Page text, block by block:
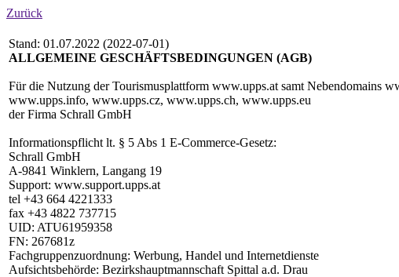
Zurück
Stand: 01.07.2022 (2022-07-01)
ALLGEMEINE GESCHÄFTSBEDINGUNGEN (AGB)
Für die Nutzung der Tourismusplattform www.upps.at samt Nebendomains
www.upps.info, www.upps.cz, www.upps.ch, www.upps.eu
der Firma Schrall GmbH
Informationspflicht lt. § 5 Abs 1 E-Commerce-Gesetz:
Schrall GmbH
A-9841 Winklern, Langang 19
Support: www.support.upps.at
tel +43 664 4221333
fax +43 4822 737715
UID: ATU61959358
FN: 267681z
Fachgruppenzuordnung: Werbung, Handel und Internetdienste
Aufsichtsbehörde: Bezirkshauptmannschaft Spittal a.d. Drau